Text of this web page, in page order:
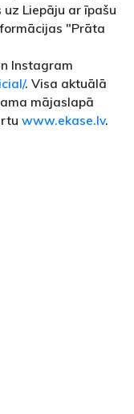
Liepāju ar īpašu
"Prāta
Instagram
. Visa aktuālā
mājaslapā
www.ekase.lv.